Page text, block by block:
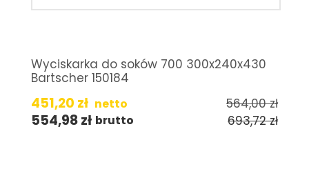
Wyciskarka do soków 700 300x240x430
Bartscher 150184
451,20 zł netto 564,00zł
554,98zł brutto 693,72zł